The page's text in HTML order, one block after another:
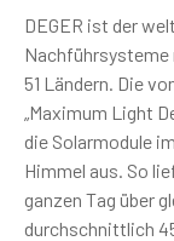
DEGER ist der
51 Ländern. Die
„Maximum Light
die Solarmodule
Himmel aus. So
ganzen Tag über
durchschnittlich